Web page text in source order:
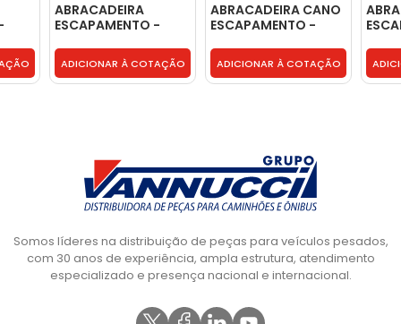
ABRACADEIRA
ESCAPAMENTO -
ADICIONAR À COTAÇÃO
ABRACADEIRA CANO
ESCAPAMENTO -
ADICIONAR À COTAÇÃO
Somos líderes na distribuição de peças para veículos pesados,
com 30 anos de experiência, ampla estrutura, atendimento
especializado e presença nacional e internacional.